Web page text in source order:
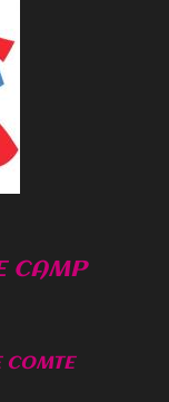
CAMP
COMTE